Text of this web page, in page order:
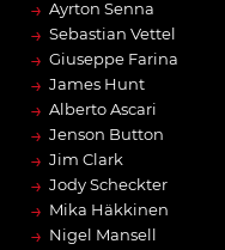
→ Ayrton Senna
→ Sebastian Vettel
→ Giuseppe Farina
→ James Hunt
→ Alberto Ascari
→ Jenson Button
→ Jim Clark
→ Jody Scheckter
→ Mika Häkkinen
→ Nigel Mansell